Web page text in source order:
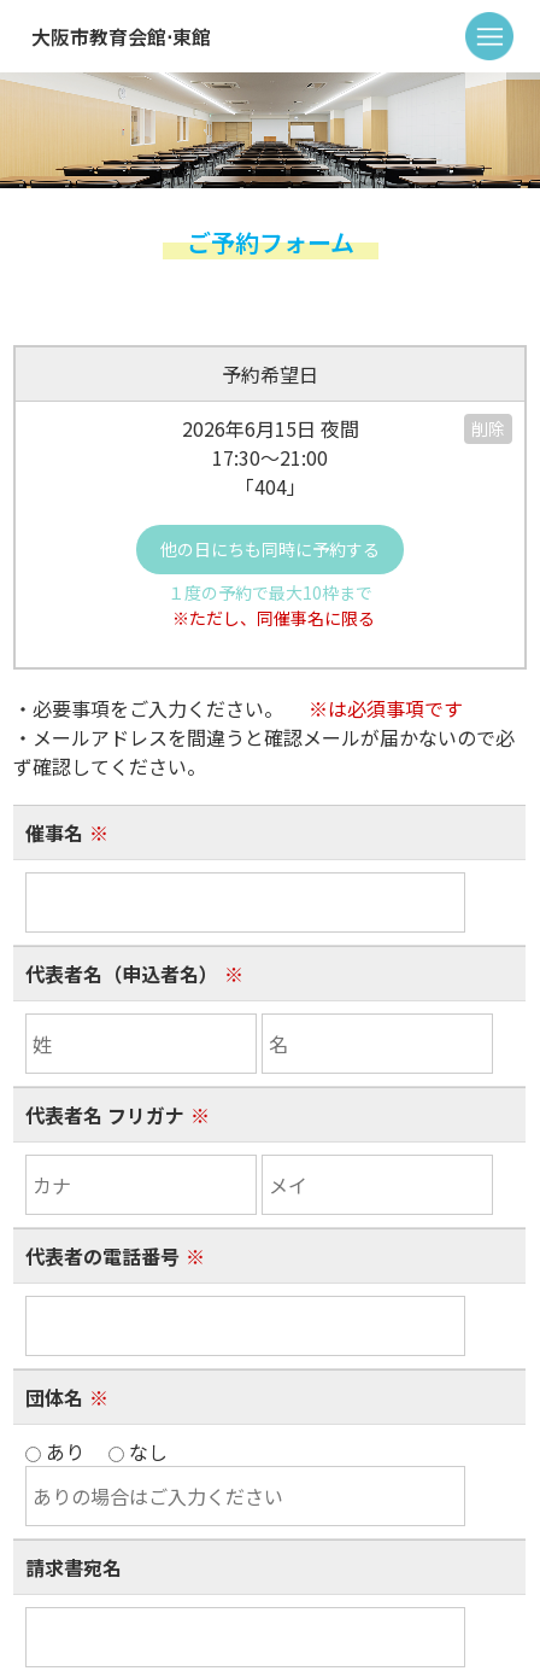
大阪市教育会館⋅東館
ご予約フォーム
予約希望日
2026年6月15日 夜間
17:30～21:00
「404」
削除
他の日にちも同時に予約する
１度の予約で最大10枠まで
※ただし、同催事名に限る
・必要事項をご入力ください。
※は必須事項です
・メールアドレスを間違うと確認メールが届かないので必
ず確認してください。
催事名 ※
代表者名（申込者名） ※
代表者名 フリガナ ※
代表者の電話番号 ※
団体名 ※
あり
なし
請求書宛名